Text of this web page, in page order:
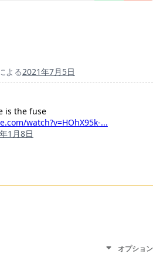
よる2021年7月5日
is the fuse
watch?v=HOhX95k-...
1月8日
オプション